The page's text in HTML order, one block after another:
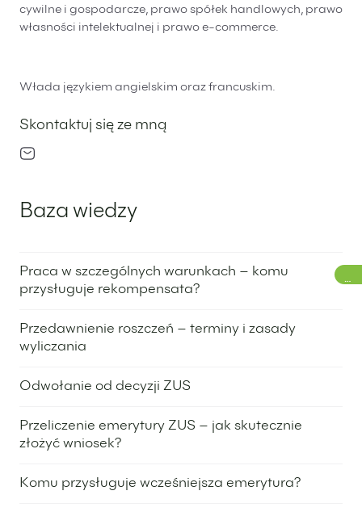
cywilne i gospodarcze, prawo spółek handlowych, prawo
własności intelektualnej i prawo e-commerce.
Włada językiem angielskim oraz francuskim.
Skontaktuj się ze mną
Baza wiedzy
Praca w szczególnych warunkach – komu
przysługuje rekompensata?
Przedawnienie roszczeń – terminy i zasady
wyliczania
Odwołanie od decyzji ZUS
Przeliczenie emerytury ZUS – jak skutecznie
złożyć wniosek?
Komu przysługuje wcześniejsza emerytura?